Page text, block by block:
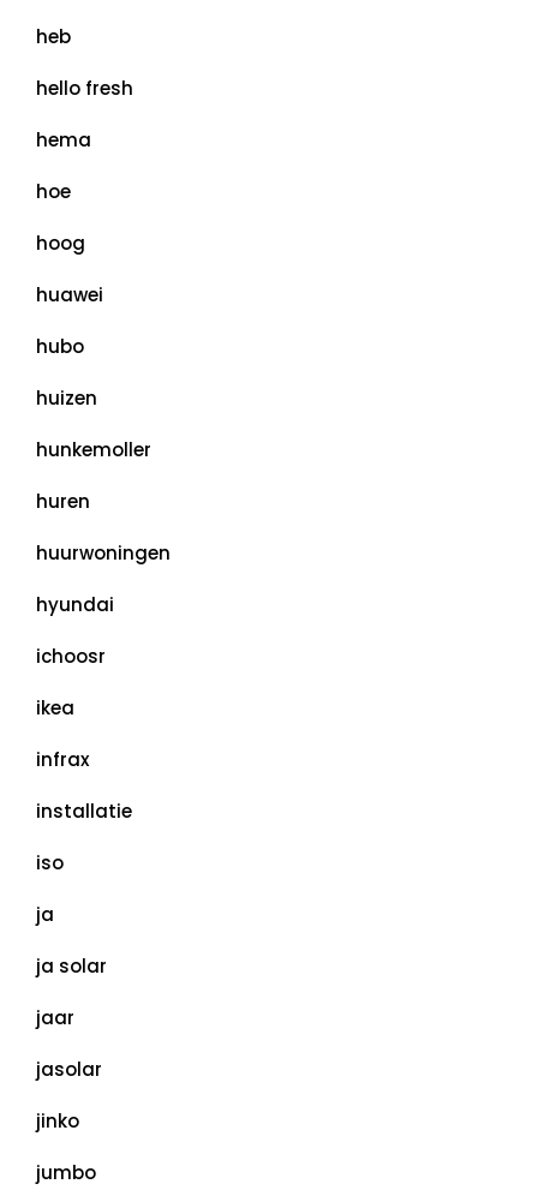
heb
hello fresh
hema
hoe
hoog
huawei
hubo
huizen
hunkemoller
huren
huurwoningen
hyundai
ichoosr
ikea
infrax
installatie
iso
ja
ja solar
jaar
jasolar
jinko
jumbo